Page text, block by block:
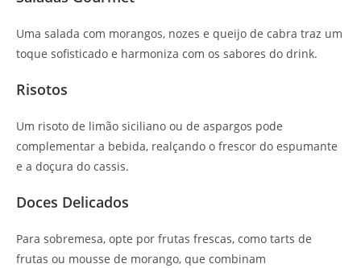
Uma salada com morangos, nozes e queijo de cabra traz um
toque sofisticado e harmoniza com os sabores do drink.
Risotos
Um risoto de limão siciliano ou de aspargos pode
complementar a bebida, realçando o frescor do espumante
e a doçura do cassis.
Doces Delicados
Para sobremesa, opte por frutas frescas, como tarts de
frutas ou mousse de morango, que combinam